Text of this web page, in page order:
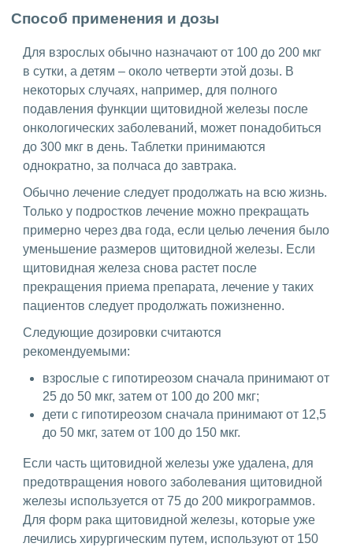
Способ применения и дозы
Для взрослых обычно назначают от 100 до 200 мкг
в сутки, а детям – около четверти этой дозы. В
некоторых случаях, например, для полного
подавления функции щитовидной железы после
онкологических заболеваний, может понадобиться
до 300 мкг в день. Таблетки принимаются
однократно, за полчаса до завтрака.
Обычно лечение следует продолжать на всю жизнь.
Только у подростков лечение можно прекращать
примерно через два года, если целью лечения было
уменьшение размеров щитовидной железы. Если
щитовидная железа снова растет после
прекращения приема препарата, лечение у таких
пациентов следует продолжать пожизненно.
Следующие дозировки считаются
рекомендуемыми:
взрослые с гипотиреозом сначала принимают от
25 до 50 мкг, затем от 100 до 200 мкг;
дети с гипотиреозом сначала принимают от 12,5
до 50 мкг, затем от 100 до 150 мкг.
Если часть щитовидной железы уже удалена, для
предотвращения нового заболевания щитовидной
железы используется от 75 до 200 микрограммов.
Для форм рака щитовидной железы, которые уже
лечились хирургическим путем, используют от 150